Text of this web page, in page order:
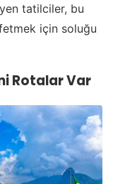
tatilciler, bu
için soluğu
Rotalar Var